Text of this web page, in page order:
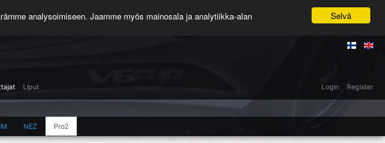
Selvä
analysoimiseen. Jaamme myös mainosala ja analytiikka-alan
Liput Login Register
NEZ Pro2